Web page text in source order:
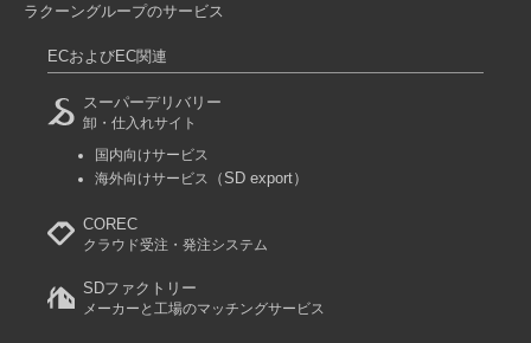
ラクーングループのサービス
ECおよびEC関連
スーパーデリバリー
卸・仕入れサイト
国内向けサービス
海外向けサービス
（SD export）
COREC
クラウド受注・発注システム
SDファクトリー
メーカーと工場のマッチングサービス